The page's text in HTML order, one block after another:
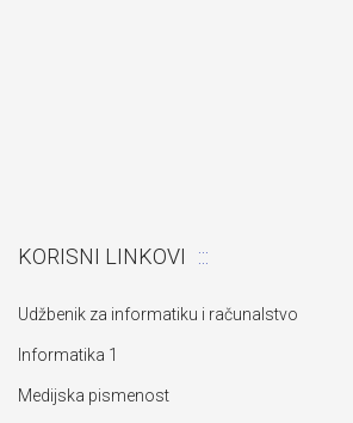
KORISNI LINKOVI
Udžbenik za informatiku i računalstvo
Informatika 1
Medijska pismenost